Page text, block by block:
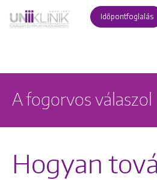
Időpontfoglalás
A fogorvos válaszol
Hogyan